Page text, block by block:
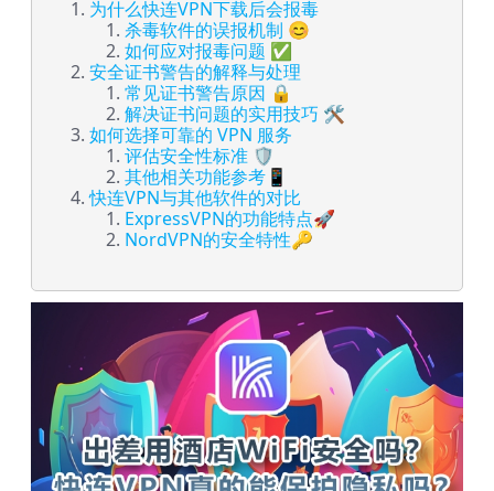
为什么快连VPN下载后会报毒
杀毒软件的误报机制 😊
如何应对报毒问题 ✅
安全证书警告的解释与处理
常见证书警告原因 🔒
解决证书问题的实用技巧 🛠️
如何选择可靠的 VPN 服务
评估安全性标准 🛡️
其他相关功能参考📱
快连VPN与其他软件的对比
ExpressVPN的功能特点🚀
NordVPN的安全特性🔑